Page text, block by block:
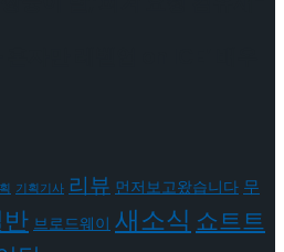
기획기사 리뷰 먼저보고왔습니다 무
브로드웨이 새소식쇼트트